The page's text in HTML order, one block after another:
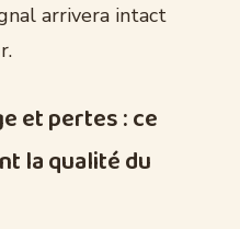
arrivera intact
et pertes : ce
la qualité du